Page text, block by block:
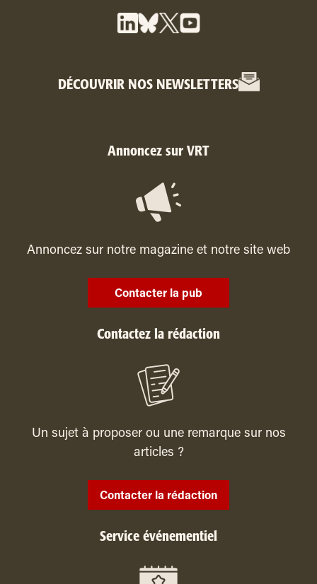
DÉCOUVRIR NOS NEWSLETTERS
Annoncez sur VRT
Annoncez sur notre magazine et notre site web
Contacter la pub
Contactez la rédaction
Un sujet à proposer ou une remarque sur nos
articles ?
Contacter la rédaction
Service événementiel